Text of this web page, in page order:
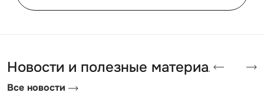
Новости и полезные материалы
Все новости